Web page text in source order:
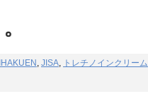
, JISA, トレチノインクリーム